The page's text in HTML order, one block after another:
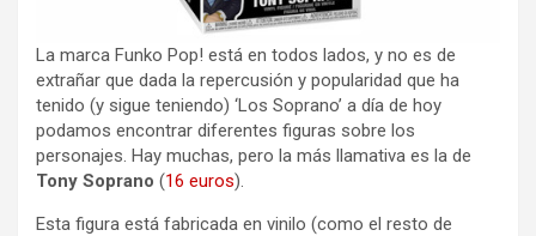
La marca Funko Pop! está en todos lados, y no es de
extrañar que dada la repercusión y popularidad que ha
tenido (y sigue teniendo) ‘Los Soprano’ a día de hoy
podamos encontrar diferentes figuras sobre los
personajes. Hay muchas, pero la más llamativa es la de
Tony Soprano (16 euros).
Esta figura está fabricada en vinilo (como el resto de